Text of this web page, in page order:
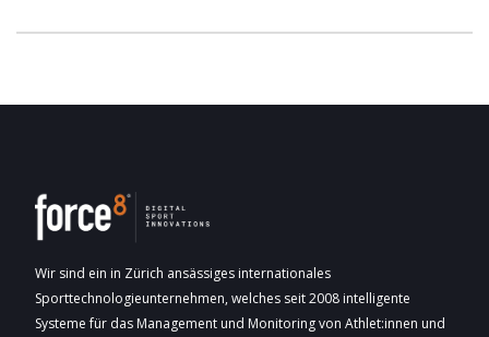
Wir sind ein in Zürich ansässiges internationales
Sporttechnologieunternehmen, welches seit 2008 intelligente
Systeme für das Management und Monitoring von Athlet:innen und